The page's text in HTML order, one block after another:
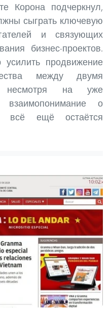
Корона подчеркнул,
сыграть ключевую
и связующих
бизнес-проектов.
усилить продвижение
между двумя
несмотря на уже
взаимопонимание о
всё ещё остаётся